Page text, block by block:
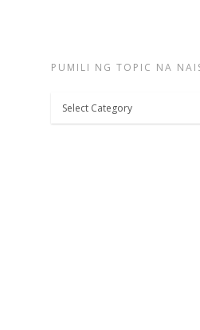
PUMILI NG TOPIC NA
Pumili
ng